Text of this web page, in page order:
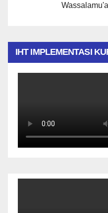
IHT IMPLEMENTASI